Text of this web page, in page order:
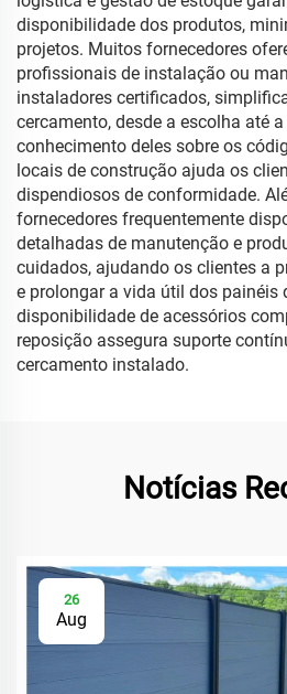
disponibilidade dos produtos,
projetos. Muitos fornecedores
profissionais de instalação ou
instaladores certificados,
cercamento, desde a escolha até
conhecimento deles sobre os
locais de construção ajuda os
dispendiosos de conformidade.
fornecedores frequentemente
detalhadas de manutenção e
cuidados, ajudando os clientes a
e prolongar a vida útil dos painéis
disponibilidade de acessórios
reposição assegura suporte
cercamento instalado.
Notícias
26
Aug